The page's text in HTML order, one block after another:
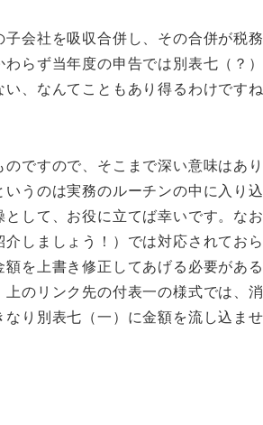
会社を吸収合併し、その合併が
らず当年度の申告では別表七（
、なんてこともあり得るわけで
ですので、そこまで深い意味は
うのは実務のルーチンの中に入
して、お役に立てば幸いです。
しましょう！）では対応されて
を上書き修正してあげる必要が
のリンク先の付表一の様式では
り別表七（一）に金額を流し込ま